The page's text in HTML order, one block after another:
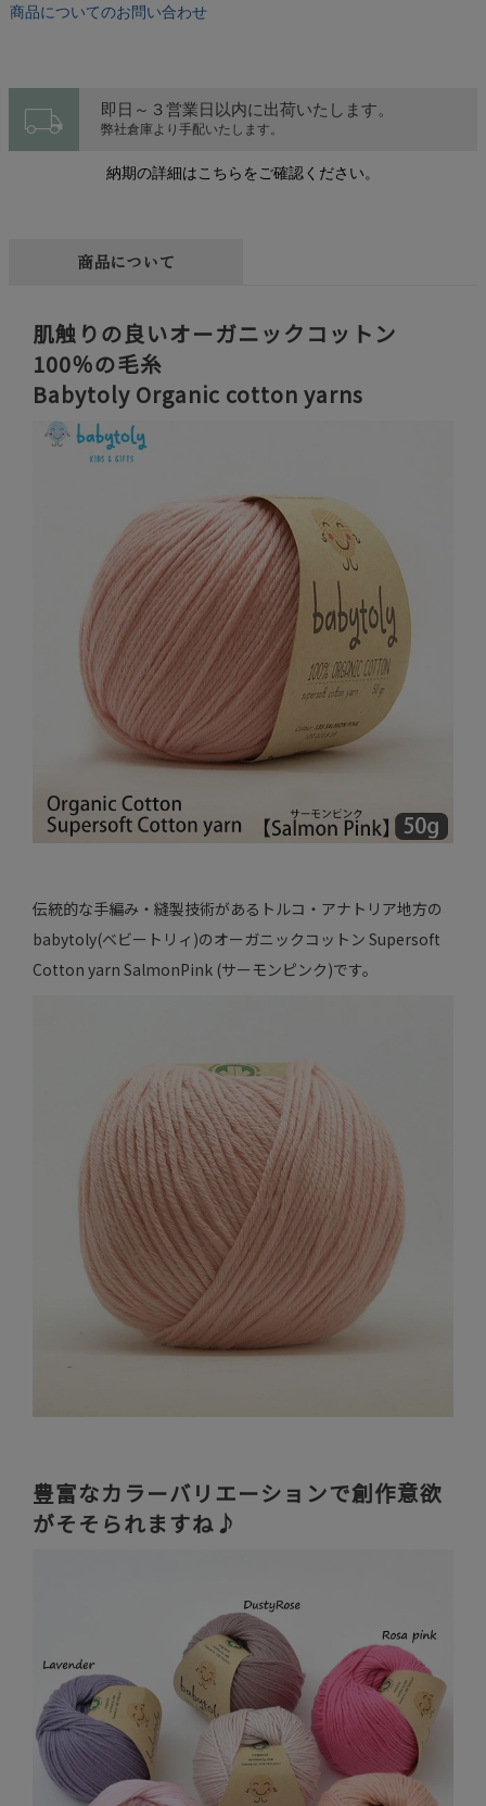
商品についてのお問い合わせ
local_shipping 即日～３営業日以内に出荷いたします。
弊社倉庫より手配いたします。
納期の詳細はこちらをご確認ください。
商品について
肌触りの良いオーガニックコットン
100％の毛糸
Babytoly Organic cotton yarns
伝統的な手編み・縫製技術があるトルコ・アナトリア地方の
babytoly(ベビートリィ)のオーガニックコットン Supersoft
Cotton yarn SalmonPink (サーモンピンク)です。
豊富なカラーバリエーションで創作意欲
がそそられますね♪